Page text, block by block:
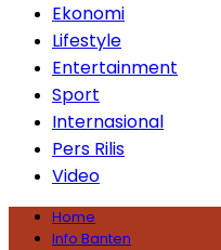
Ekonomi
Lifestyle
Entertainment
Sport
Internasional
Pers Rilis
Video
Home
Info Banten